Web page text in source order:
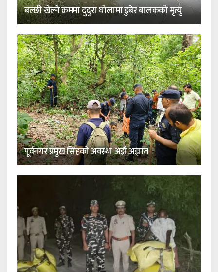
बल्छी खेल्ने क्रममा दुदुरा घोलामा डुबेर बालकको मृत्यु
पूर्वनगर प्रमुख सिंहको अवस्था अझै अज्ञात